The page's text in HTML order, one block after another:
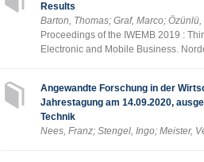
Results
Barton, Thomas; Graf, Marco; Özünlü,
Proceedings of the IWEMB 2019 :
Electronic and Mobile Business.
Angewandte Forschung in der
Jahrestagung am 14.09.2020,
Technik
Nees, Franz; Stengel, Ingo; Meister,